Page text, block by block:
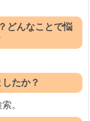
どんなことで悩
たか？
。